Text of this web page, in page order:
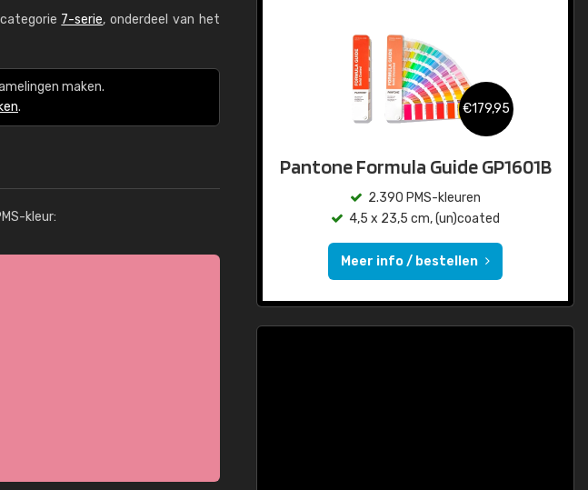
7-serie, onderdeel van het
maken.
.
kleur:
€179,95
Pantone Formula Guide GP1601B
2.390 PMS-kleuren
4,5 x 23,5 cm, (un)coated
Meer info / bestellen